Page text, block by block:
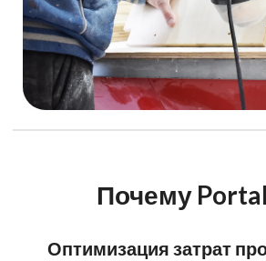
Почему
Оптимизация затрат